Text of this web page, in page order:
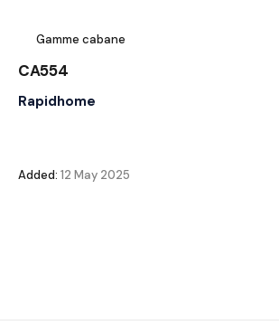
Gamme cabane
CA554
Rapidhome
Added: 12 May 2025